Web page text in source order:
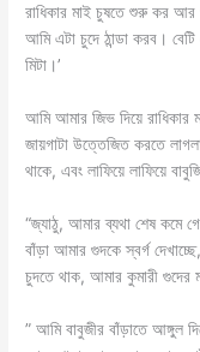
রাধিকার মাই চুষতে শুরু কর
আমি এটা চুদে ঠান্ডা করব।
মিটা।’
আমি আমার জিভ দিয়ে রাধিকার
জায়গাটা উত্তেজিত করতে
থাকে, এবং লাফিয়ে লাফিয়ে
“জ্যাঠু, আমার ব্যথা শেষ কমে
বাঁড়া আমার গুদকে স্বর্গ
চুদতে থাক, আমার কুমারী
” আমি বাবুজীর বাঁড়াতে আঙ্গুল